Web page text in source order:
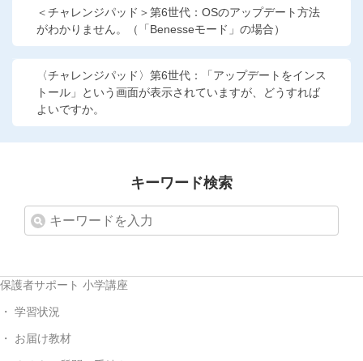
進研ゼミ 高校講座
進研ゼミ小学講座のご紹介はこちら
＜チャレンジパッド＞第6世代：OSのアップデート方法
がわかりません。（「Benesseモード」の場合）
〈チャレンジパッド〉第6世代：「アップデートをインス
トール」という画面が表示されていますが、どうすれば
よいですか。
キーワード検索
保護者サポート 小学講座
学習状況
お届け教材